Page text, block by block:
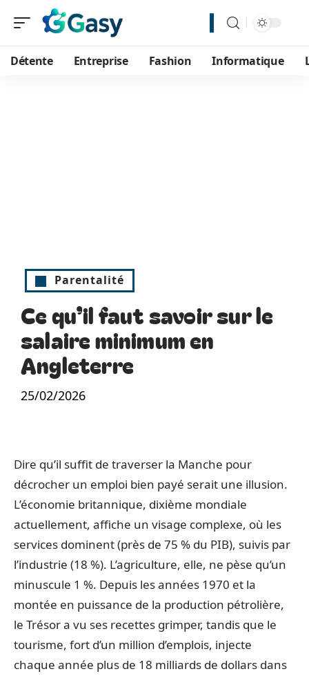
Détente Entreprise Fashion Informatique
Parentalité
Ce qu’il faut savoir sur le
salaire minimum en
Angleterre
25/02/2026
Dire qu’il suffit de traverser la Manche pour
décrocher un emploi bien payé serait une illusion.
L’économie britannique, dixième mondiale
actuellement, affiche un visage complexe, où les
services dominent (près de 75 % du PIB), suivis par
l’industrie (18 %). L’agriculture, elle, ne pèse qu’un
minuscule 1 %. Depuis les années 1970 et la
montée en puissance de la production pétrolière,
le Trésor a vu ses recettes grimper, tandis que le
tourisme, fort d’un million d’emplois, injecte
chaque année plus de 18 milliards de dollars dans